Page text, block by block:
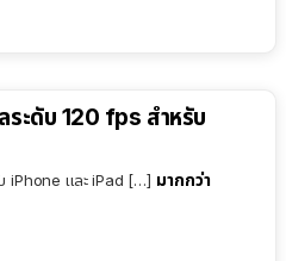
ระดับ 120 fps สำหรับ
บ iPhone และ iPad […] มากกว่า